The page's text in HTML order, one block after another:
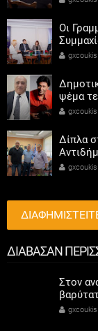
Οι
gxcoukis
ψέμα
gxcoukis
Δίπλα
gxcoukis
ΔΙΑΒΑΣΑΝ
Στον
gxcoukis